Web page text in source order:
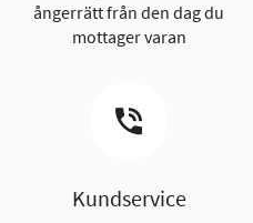
ångerrätt från den dag du
mottager varan
Kundservice